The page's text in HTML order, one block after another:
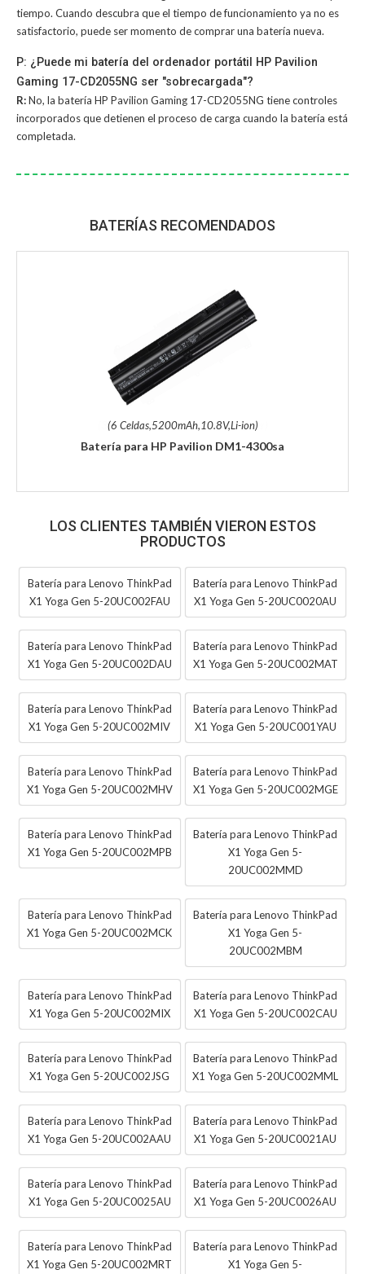
tiempo. Cuando descubra que el tiempo de funcionamiento ya no es
satisfactorio, puede ser momento de comprar una batería nueva.
P: ¿Puede mi batería del ordenador portátil HP Pavilion
Gaming 17-CD2055NG ser "sobrecargada"?
R:No, la batería HP Pavilion Gaming 17-CD2055NG tiene controles
incorporados que detienen el proceso de carga cuando la batería está
completada.
BATERÍAS RECOMENDADOS
(6 Celdas,5200mAh,10.8V,Li-ion)
Batería para HP Pavilion DM1-4300sa
LOS CLIENTES TAMBIÉN VIERON ESTOS
PRODUCTOS
Batería para Lenovo ThinkPad
X1 Yoga Gen 5-20UC002FAU
Batería para Lenovo ThinkPad
X1 Yoga Gen 5-20UC0020AU
Batería para Lenovo ThinkPad
X1 Yoga Gen 5-20UC002DAU
Batería para Lenovo ThinkPad
X1 Yoga Gen 5-20UC002MAT
Batería para Lenovo ThinkPad
X1 Yoga Gen 5-20UC002MIV
Batería para Lenovo ThinkPad
X1 Yoga Gen 5-20UC001YAU
Batería para Lenovo ThinkPad
X1 Yoga Gen 5-20UC002MHV
Batería para Lenovo ThinkPad
X1 Yoga Gen 5-20UC002MGE
Batería para Lenovo ThinkPad
X1 Yoga Gen 5-20UC002MPB
Batería para Lenovo ThinkPad
X1 Yoga Gen 5-
20UC002MMD
Batería para Lenovo ThinkPad
X1 Yoga Gen 5-20UC002MCK
Batería para Lenovo ThinkPad
X1 Yoga Gen 5-
20UC002MBM
Batería para Lenovo ThinkPad
X1 Yoga Gen 5-20UC002MIX
Batería para Lenovo ThinkPad
X1 Yoga Gen 5-20UC002CAU
Batería para Lenovo ThinkPad
X1 Yoga Gen 5-20UC002JSG
Batería para Lenovo ThinkPad
X1 Yoga Gen 5-20UC002MML
Batería para Lenovo ThinkPad
X1 Yoga Gen 5-20UC002AAU
Batería para Lenovo ThinkPad
X1 Yoga Gen 5-20UC0021AU
Batería para Lenovo ThinkPad
X1 Yoga Gen 5-20UC0025AU
Batería para Lenovo ThinkPad
X1 Yoga Gen 5-20UC0026AU
Batería para Lenovo ThinkPad
X1 Yoga Gen 5-20UC002MRT
Batería para Lenovo ThinkPad
X1 Yoga Gen 5-